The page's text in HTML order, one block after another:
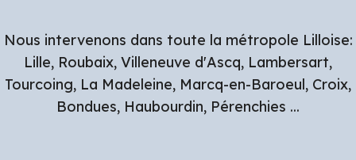
Nous intervenons dans toute la métropole Lilloise:
Lille, Roubaix, Villeneuve d'Ascq, Lambersart,
Tourcoing, La Madeleine, Marcq-en-Baroeul, Croix,
Bondues, Haubourdin, Pérenchies ...